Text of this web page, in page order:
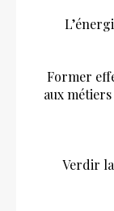
Former
aux
Verdir